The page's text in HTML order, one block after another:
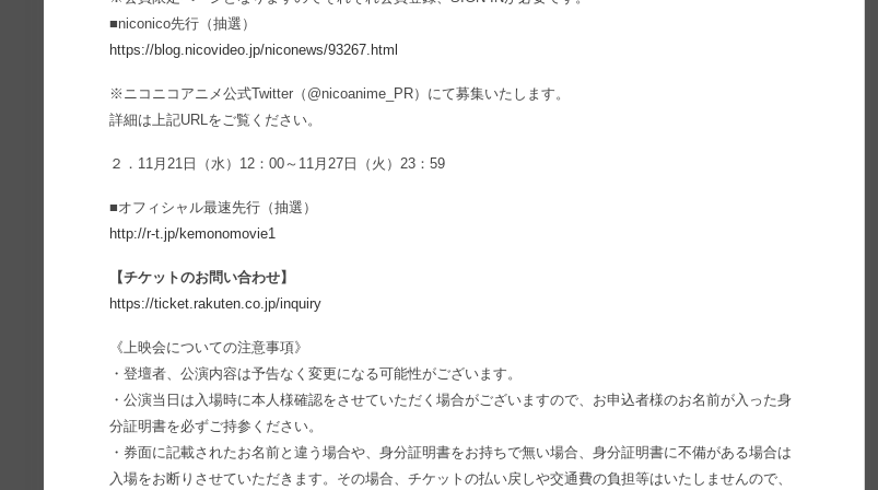
■niconico先行（抽選）
https://blog.nicovideo.jp/niconews/93267.html
※ニコニコアニメ公式Twitter（@nicoanime_PR）にて募集いたします。
詳細は上記URLをご覧ください。
２．11月21日（水）12：00～11月27日（火）23：59
■オフィシャル最速先行（抽選）
http://r-t.jp/kemonomovie1
【チケットのお問い合わせ】
https://ticket.rakuten.co.jp/inquiry
《上映会についての注意事項》
・登壇者、公演内容は予告なく変更になる可能性がございます。
・公演当日は入場時に本人様確認をさせていただく場合がございますので、お申込者様のお名前が入った身
分証明書を必ずご持参ください。
・券面に記載されたお名前と違う場合や、身分証明書をお持ちで無い場合、身分証明書に不備がある場合は
入場をお断りさせていただきます。その場合、チケットの払い戻しや交通費の負担等はいたしませんので、